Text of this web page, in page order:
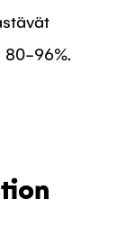
80-96%.